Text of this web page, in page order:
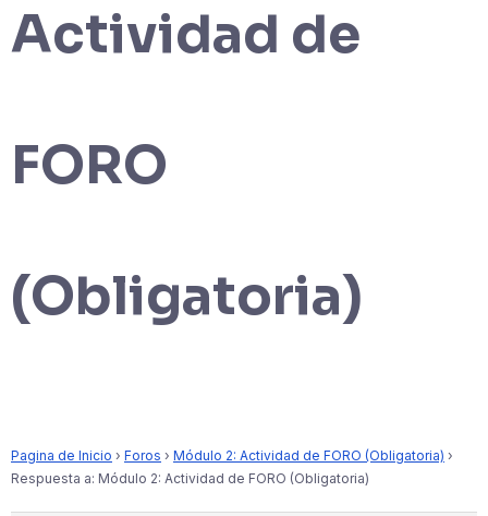
Actividad de
FORO
(Obligatoria)
Pagina de Inicio › Foros › Módulo 2: Actividad de FORO (Obligatoria) ›
Respuesta a: Módulo 2: Actividad de FORO (Obligatoria)